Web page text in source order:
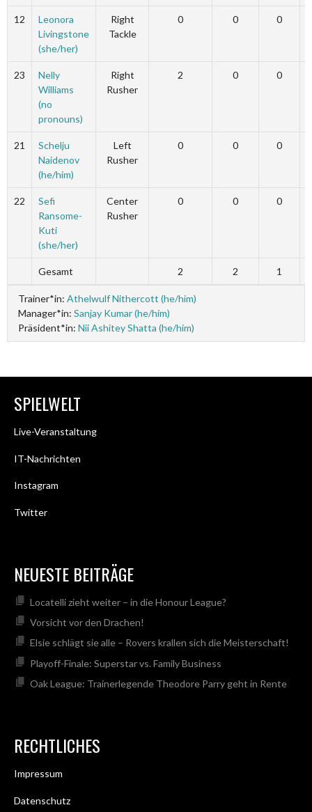
12
Leonora
Livingstone
(she/her)
Right
Tackle
0 0 0
23
Nelly
Williams
(no
pronouns)
Right
Rusher
2 0 0
21
Schelju
Naidenov
(he/him)
Left
Rusher
0 0 0
22
Sefi
Ransome-
Kuti
(she/her)
Center
Rusher
0 0 0
Gesamt 2 2 1
Trainer*in: Athelwulf Nithercott (he/him)
Manager*in: Sanjay Kumar (he/him)
Präsident*in: Nii Ashitey Shatta (he/him)
SPIELWELT
Live-Veranstaltung
IT-Nachrichten
Instagram
Twitter
NEUESTE BEITRÄGE
Locatelli zieht weiter – in die Honour League?
Vorsicht vor den Drachen!
Elsie schlägt sie alle – Rovers krallen sich die Meisterschaft!
Playoff-Finale: Superstar vs. Family Business
Oak League: Trainerlegende Theodore Parry geht in Rente
RECHTLICHES
Impressum
Datenschutz